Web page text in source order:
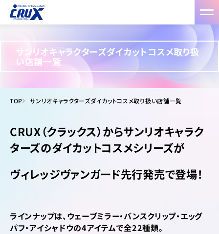
サンリオキャラクターズダイカットコスメ取り扱
い店舗一覧
TOP サンリオキャラクターズダイカットコスメ取り扱い店舗一覧
CRUX（クラックス）からサンリオキャラク
ターズのダイカットコスメシリーズが
ヴィレッジヴァンガード先行発売で登場！
ラインナップは、ウェーブミラー・バンスクリップ・エッグ
パフ・アイシャドウの4アイテムで全22種類。